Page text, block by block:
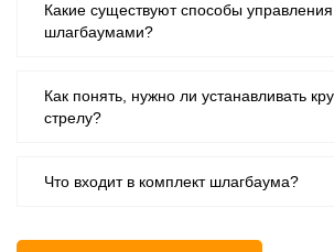
Какие существуют способы управления
шлагбаумами?
Как понять, нужно ли устанавливать
стрелу?
Что входит в комплект шлагбаума?